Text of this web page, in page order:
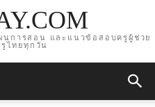
การสอน และแนวข้อสอบครูผู้ช่วย
ไทยทุกวัน